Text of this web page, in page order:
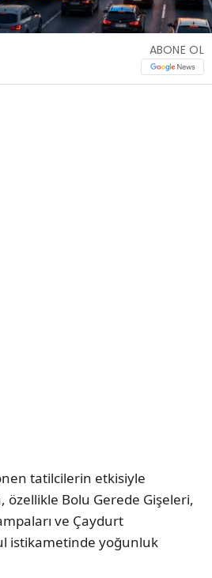
ABONE OL
tatilcilerin etkisiyle
özellikle Bolu Gerede Gişeleri,
ve Çaydurt
istikametinde yoğunluk